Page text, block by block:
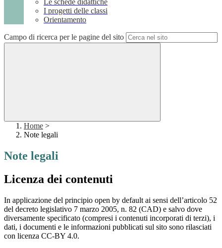
Le schede didattiche
I progetti delle classi
Orientamento
Campo di ricerca per le pagine del sito
Home >
Note legali
Note legali
Licenza dei contenuti
In applicazione del principio open by default ai sensi dell’articolo 52
del decreto legislativo 7 marzo 2005, n. 82 (CAD) e salvo dove
diversamente specificato (compresi i contenuti incorporati di terzi), i
dati, i documenti e le informazioni pubblicati sul sito sono rilasciati
con licenza CC-BY 4.0.